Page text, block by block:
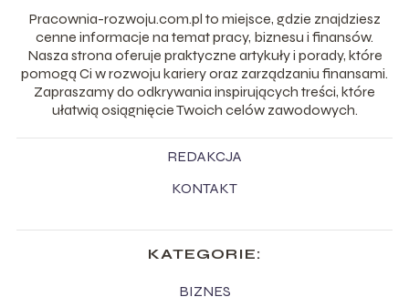
Pracownia-rozwoju.com.pl to miejsce, gdzie znajdziesz
cenne informacje na temat pracy, biznesu i finansów.
Nasza strona oferuje praktyczne artykuły i porady, które
pomogą Ci w rozwoju kariery oraz zarządzaniu finansami.
Zapraszamy do odkrywania inspirujących treści, które
ułatwią osiągnięcie Twoich celów zawodowych.
REDAKCJA
KONTAKT
KATEGORIE:
BIZNES